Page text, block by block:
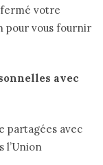
fermé votre
pour vous fournir
avec
partagées avec
l’Union